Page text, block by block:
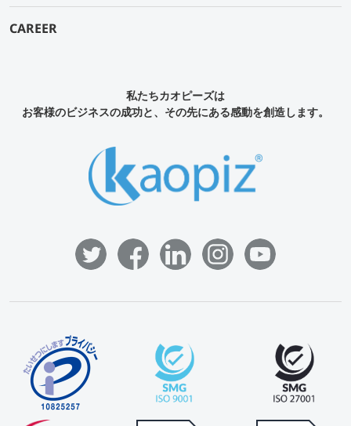
CAREER
私たちカオピーズは
お客様のビジネスの成功と、その先にある感動を創造します。